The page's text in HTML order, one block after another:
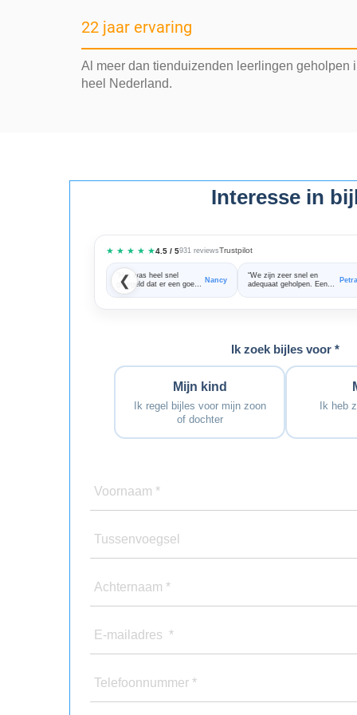
22 jaar ervaring
Al meer dan tienduizenden leerlingen geholpen
heel Nederland.
Interesse in
★ ★ ★ ★ ★4.5 / 5931 reviewsTrustpilot
“Het was heel snel
geregeld dat er een goede
bijles docent aan huis kon
Nancy
“We zijn zeer snel en
adequaat geholpen. Een
❮
Ik zoek bijles voor *
Mijn kind
Ik regel bijles voor mijn zoon
of dochter
Ik heb
Voornaam *
Tussenvoegsel
Achternaam *
E-mailadres *
Telefoonnummer *